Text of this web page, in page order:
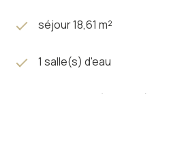
séjour 18,61 m²
1 salle(s) d'eau
kitchenette (équipée)